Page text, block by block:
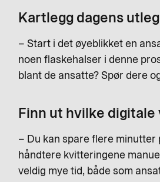
Kartlegg dagens
– Start i det øyeblikket en
noen flaskehalser i denne
blant de ansatte? Spør dere
Finn ut hvilke
– Du kan spare flere minutter
håndtere kvitteringene
veldig mye tid, både som